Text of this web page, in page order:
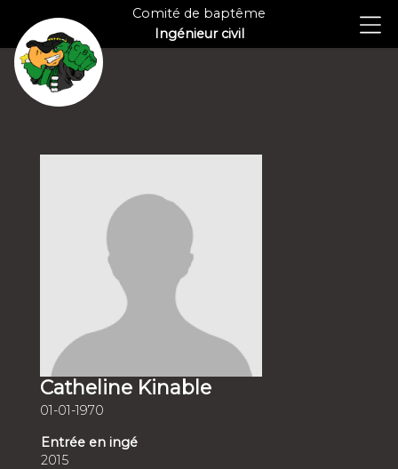
Comité de baptême
Ingénieur civil
Catheline Kinable
01-01-1970
Entrée en ingé
2015